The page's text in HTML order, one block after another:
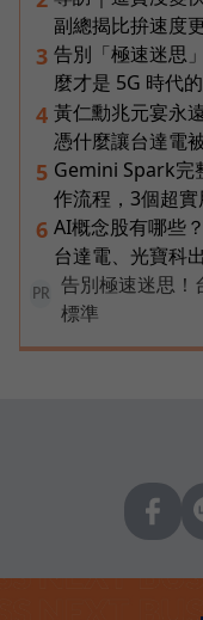
副總揭比拚速度
3 告別「極速迷思
麼才是 5G 時代
4 黃仁勳兆元宴永
憑什麼讓台達電
5 Gemini Spark完
作流程，3個超
6 AI概念股有哪些
台達電、光寶科
PR
告別極速迷思！
標準